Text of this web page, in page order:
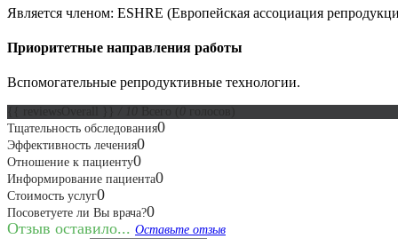
Является членом: ESHRE (Европейская ассоциация
Приоритетные направления работы
Вспомогательные репродуктивные технологии.
Тщательность обследования0
Эффективность лечения0
Отношение к пациенту0
Информирование пациента0
Стоимость услуг0
Посоветуете ли Вы врача?0
Отзыв оставило... Оставьте отзыв